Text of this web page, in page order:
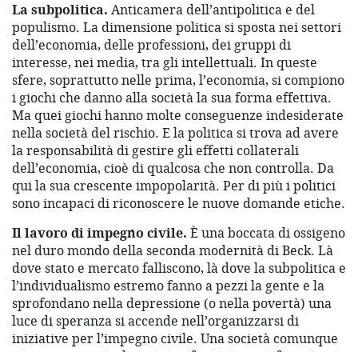
La subpolitica. Anticamera dell’antipolitica e del
populismo. La dimensione politica si sposta nei settori
dell’economia, delle professioni, dei gruppi di
interesse, nei media, tra gli intellettuali. In queste
sfere, soprattutto nelle prima, l’economia, si compiono
i giochi che danno alla società la sua forma effettiva.
Ma quei giochi hanno molte conseguenze indesiderate
nella società del rischio. E la politica si trova ad avere
la responsabilità di gestire gli effetti collaterali
dell’economia, cioè di qualcosa che non controlla. Da
qui la sua crescente impopolarità. Per di più i politici
sono incapaci di riconoscere le nuove domande etiche.
Il lavoro di impegno civile. È una boccata di ossigeno
nel duro mondo della seconda modernità di Beck. Là
dove stato e mercato falliscono, là dove la subpolitica e
l’individualismo estremo fanno a pezzi la gente e la
sprofondano nella depressione (o nella povertà) una
luce di speranza si accende nell’organizzarsi di
iniziative per l’impegno civile. Una società comunque